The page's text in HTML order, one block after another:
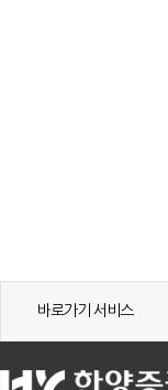
바로가기 서비스